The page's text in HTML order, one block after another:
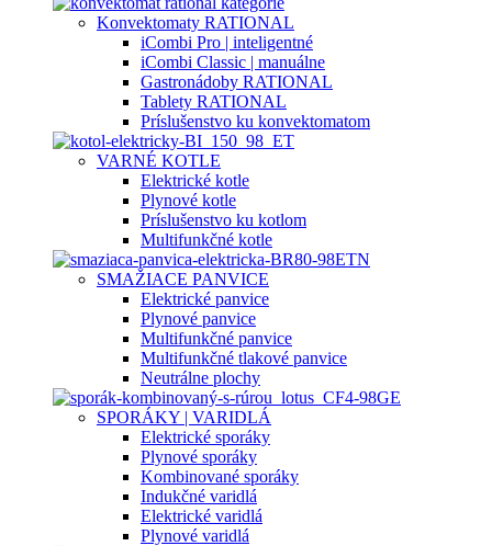
Konvektomaty RATIONAL
iCombi Pro | inteligentné
iCombi Classic | manuálne
Gastronádoby RATIONAL
Tablety RATIONAL
Príslušenstvo ku konvektomatom
VARNÉ KOTLE
Elektrické kotle
Plynové kotle
Príslušenstvo ku kotlom
Multifunkčné kotle
SMAŽIACE PANVICE
Elektrické panvice
Plynové panvice
Multifunkčné panvice
Multifunkčné tlakové panvice
Neutrálne plochy
SPORÁKY | VARIDLÁ
Elektrické sporáky
Plynové sporáky
Kombinované sporáky
Indukčné varidlá
Elektrické varidlá
Plynové varidlá